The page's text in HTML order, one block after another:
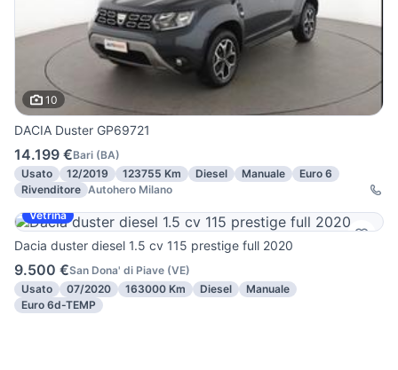
10
DACIA Duster GP69721
14.199 €Bari (BA)
Usato
12/2019 123755 Km Diesel Manuale
Euro 6
Rivenditore Autohero Milano
Vetrina
Dacia duster diesel 1.5 cv 115 prestige full 2020
9.500 €San Dona' di Piave (VE)
Usato
07/2020 163000 Km Diesel
Manuale
Euro 6d-TEMP